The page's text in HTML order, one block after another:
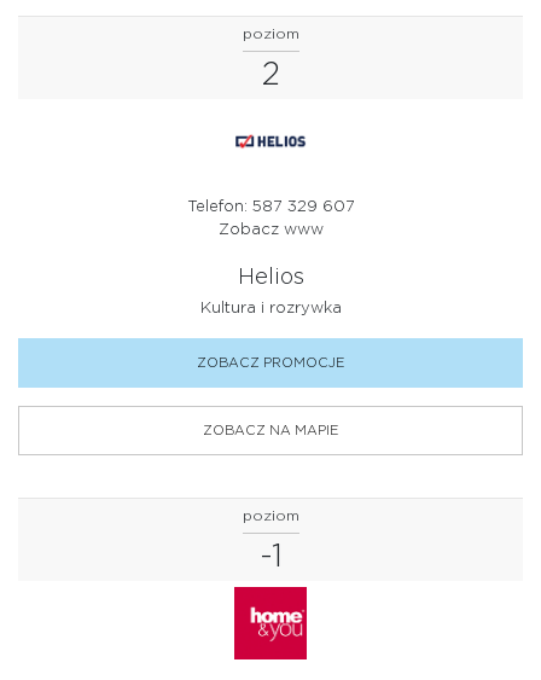
poziom
2
Telefon: 587 329 607
Zobacz www
Helios
Kultura i rozrywka
ZOBACZ PROMOCJE
ZOBACZ NA MAPIE
poziom
-1